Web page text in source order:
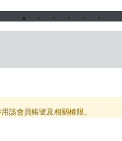
該會員帳號及相關權限。